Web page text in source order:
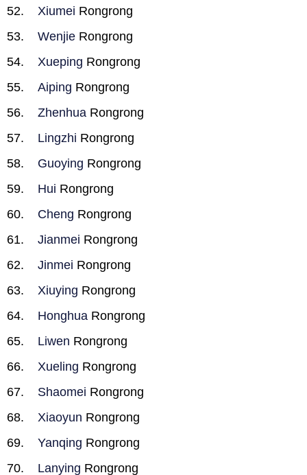
Xiumei Rongrong
Wenjie Rongrong
Xueping Rongrong
Aiping Rongrong
Zhenhua Rongrong
Lingzhi Rongrong
Guoying Rongrong
Hui Rongrong
Cheng Rongrong
Jianmei Rongrong
Jinmei Rongrong
Xiuying Rongrong
Honghua Rongrong
Liwen Rongrong
Xueling Rongrong
Shaomei Rongrong
Xiaoyun Rongrong
Yanqing Rongrong
Lanying Rongrong